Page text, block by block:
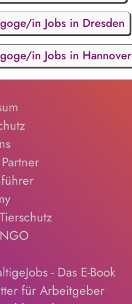
in Jobs in Dresden
in Jobs in Hannover
- Das E-Book
für Arbeitgeber